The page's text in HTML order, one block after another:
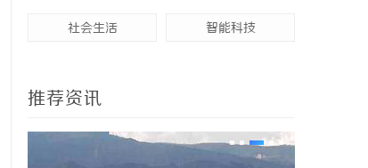
社会生活 智能科技
推荐资讯